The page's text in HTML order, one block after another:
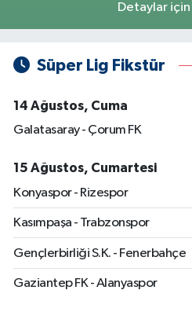
Detaylar için
Süper Lig Fikstür
14 Ağustos, Cuma
Galatasaray - Çorum FK
15 Ağustos, Cumartesi
Konyaspor - Rizespor
Kasımpaşa - Trabzonspor
Gençlerbirliği S.K. - Fenerbahçe
Gaziantep FK - Alanyaspor